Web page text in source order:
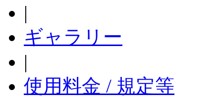
|
ギャラリー
|
使用料金 / 規定等